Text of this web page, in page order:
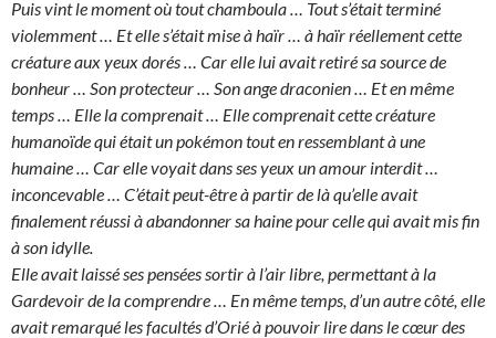
Puis vint le moment où tout chamboula … Tout s’était terminé
violemment … Et elle s’était mise à haïr … à haïr réellement cette
créature aux yeux dorés … Car elle lui avait retiré sa source de
bonheur … Son protecteur … Son ange draconien … Et en même
temps … Elle la comprenait … Elle comprenait cette créature
humanoïde qui était un pokémon tout en ressemblant à une
humaine … Car elle voyait dans ses yeux un amour interdit …
inconcevable … C’était peut-être à partir de là qu’elle avait
finalement réussi à abandonner sa haine pour celle qui avait mis fin
à son idylle.
Elle avait laissé ses pensées sortir à l’air libre, permettant à la
Gardevoir de la comprendre … En même temps, d’un autre côté, elle
avait remarqué les facultés d’Orié à pouvoir lire dans le cœur des